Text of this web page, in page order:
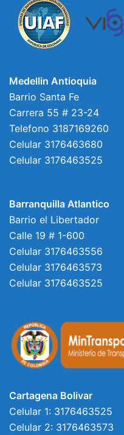
Medellin Antioquia
Barrio Santa Fe
Carrera 55 # 23-24
Telefono 3187169260
Celular 3176463680
Celular 3176463525
Barranquilla Atlantico
Barrio el Libertador
Calle 19 # 1-600
Celular 3176463556
Celular 3176463573
Celular 3176463525
Cartagena Bolivar
Celular 1: 3176463525
Celular 2: 3176463573